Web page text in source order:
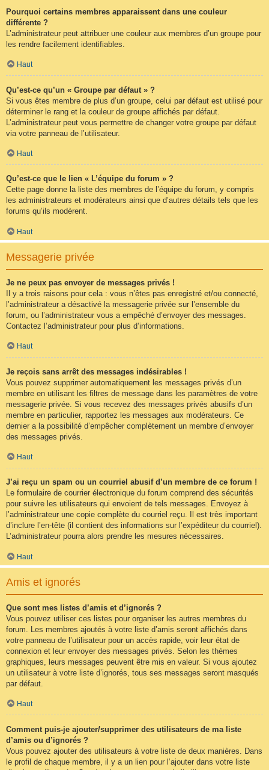
Pourquoi certains membres apparaissent dans une couleur
différente ?
L’administrateur peut attribuer une couleur aux membres d’un groupe pour
les rendre facilement identifiables.
Haut
Qu’est-ce qu’un « Groupe par défaut » ?
Si vous êtes membre de plus d’un groupe, celui par défaut est utilisé pour
déterminer le rang et la couleur de groupe affichés par défaut.
L’administrateur peut vous permettre de changer votre groupe par défaut
via votre panneau de l’utilisateur.
Haut
Qu’est-ce que le lien « L’équipe du forum » ?
Cette page donne la liste des membres de l’équipe du forum, y compris
les administrateurs et modérateurs ainsi que d’autres détails tels que les
forums qu’ils modèrent.
Haut
Messagerie privée
Je ne peux pas envoyer de messages privés !
Il y a trois raisons pour cela : vous n’êtes pas enregistré et/ou connecté,
l’administrateur a désactivé la messagerie privée sur l’ensemble du
forum, ou l’administrateur vous a empêché d’envoyer des messages.
Contactez l’administrateur pour plus d’informations.
Haut
Je reçois sans arrêt des messages indésirables !
Vous pouvez supprimer automatiquement les messages privés d’un
membre en utilisant les filtres de message dans les paramètres de votre
messagerie privée. Si vous recevez des messages privés abusifs d’un
membre en particulier, rapportez les messages aux modérateurs. Ce
dernier a la possibilité d’empêcher complètement un membre d’envoyer
des messages privés.
Haut
J’ai reçu un spam ou un courriel abusif d’un membre de ce forum !
Le formulaire de courrier électronique du forum comprend des sécurités
pour suivre les utilisateurs qui envoient de tels messages. Envoyez à
l’administrateur une copie complète du courriel reçu. Il est très important
d’inclure l’en-tête (il contient des informations sur l’expéditeur du courriel).
L’administrateur pourra alors prendre les mesures nécessaires.
Haut
Amis et ignorés
Que sont mes listes d’amis et d’ignorés ?
Vous pouvez utiliser ces listes pour organiser les autres membres du
forum. Les membres ajoutés à votre liste d’amis seront affichés dans
votre panneau de l’utilisateur pour un accès rapide, voir leur état de
connexion et leur envoyer des messages privés. Selon les thèmes
graphiques, leurs messages peuvent être mis en valeur. Si vous ajoutez
un utilisateur à votre liste d’ignorés, tous ses messages seront masqués
par défaut.
Haut
Comment puis-je ajouter/supprimer des utilisateurs de ma liste
d’amis ou d’ignorés ?
Vous pouvez ajouter des utilisateurs à votre liste de deux manières. Dans
le profil de chaque membre, il y a un lien pour l’ajouter dans votre liste